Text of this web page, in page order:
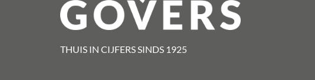
THUIS IN CIJFERS SINDS 1925​